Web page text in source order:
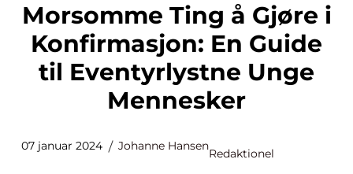
Morsomme Ting å Gjøre i
Konfirmasjon: En Guide
til Eventyrlystne Unge
Mennesker
07 januar 2024 Johanne Hansen
Redaktionel